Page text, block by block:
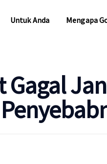
Untuk Anda Mengapa
Gagal